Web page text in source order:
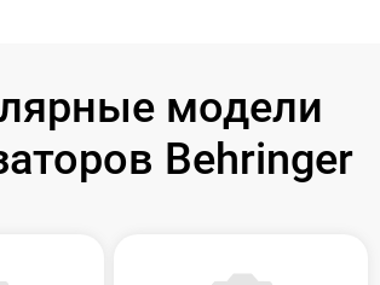
модели
Behringer